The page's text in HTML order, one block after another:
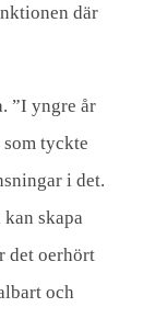
där
”I yngre år
tyckte
i det.
skapa
det oerhört
och